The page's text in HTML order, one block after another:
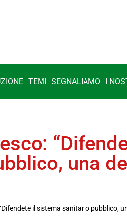
TEMI SEGNALIAMO I
una
il sistema sanitario pubblico,